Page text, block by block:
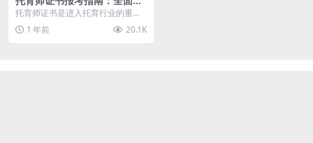
析、报名流程、职业前景
托育师证书是进入托育行业的重要
凭证，它不仅代表了从业者的专业
技能和知识水平，更是...
1 年前 20.1K